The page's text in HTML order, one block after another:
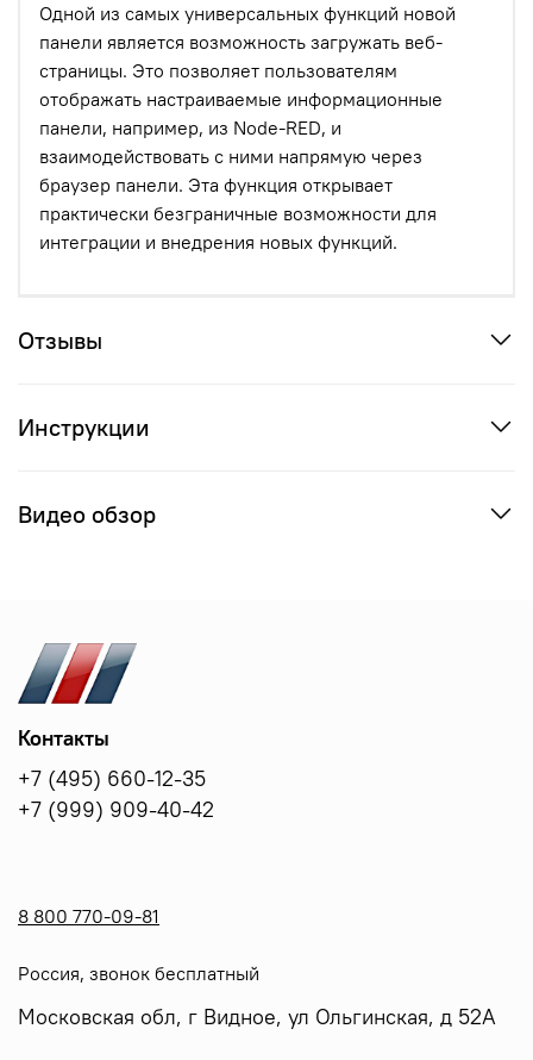
Одной из самых универсальных функций новой
панели является возможность загружать веб-
страницы. Это позволяет пользователям
отображать настраиваемые информационные
панели, например, из Node-RED, и
взаимодействовать с ними напрямую через
браузер панели. Эта функция открывает
практически безграничные возможности для
интеграции и внедрения новых функций.
Отзывы
Инструкции
Видео обзор
Контакты
+7 (495) 660-12-35
+7 (999) 909-40-42
8 800 770-09-81
Россия, звонок бесплатный
Московская обл, г Видное, ул Ольгинская, д 52А